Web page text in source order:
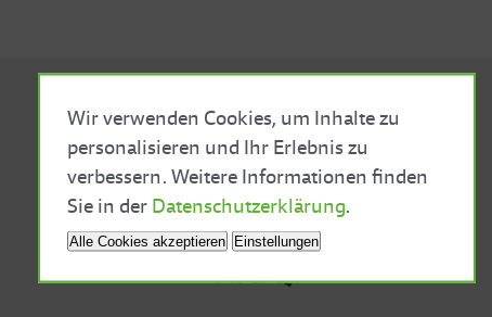
F.A.Q.
Close Cookie Bar
Wir verwenden Cookies, um Inhalte zu
personalisieren und Ihr Erlebnis zu
verbessern. Weitere Informationen finden
Sie in der Datenschutzerklärung.
Alle Cookies akzeptieren Einstellungen